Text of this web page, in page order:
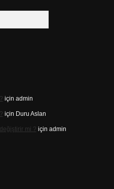
için admin
için Duru Aslan
mi ? için admin